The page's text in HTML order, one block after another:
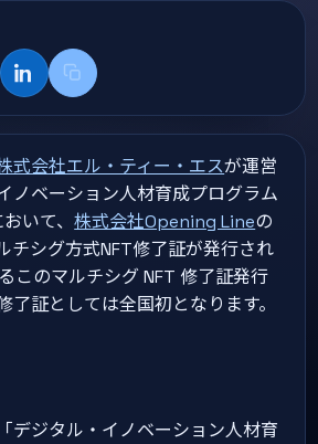
LinkedInタイトル+リンクをコピー
式会社エル・ティー・エスが運営
ノベーション人材育成プログラム
いて、株式会社Opening Lineの
チシグ方式NFT修了証が発行され
このマルチシグ NFT 修了証発行
了証としては全国初となります。
デジタル・イノベーション人材育